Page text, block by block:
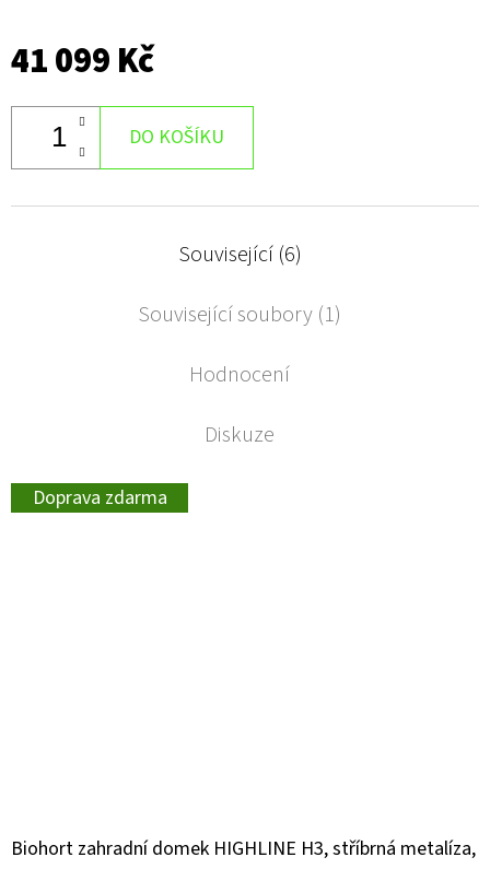
41 099 Kč
DO KOŠÍKU
Související (6)
Související soubory (1)
Hodnocení
Diskuze
Doprava zdarma
Biohort zahradní domek HIGHLINE H3, stříbrná metalíza,